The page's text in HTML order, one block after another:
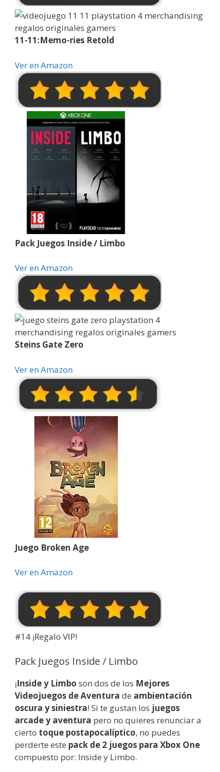
11-11:Memo-ries Retold
Ver en Amazon
Pack Juegos Inside / Limbo
Ver en Amazon
Steins Gate Zero
Ver en Amazon
Juego Broken Age
Ver en Amazon
#14 ¡Regalo VIP!
Pack Juegos Inside / Limbo
¡Inside y Limbo son dos de los Mejores
Videojuegos de Aventura de ambientación
oscura y siniestra! Si te gustan los juegos
arcade y aventura pero no quieres renunciar a
cierto toque postapocalíptico, no puedes
perderte este pack de 2 juegos para Xbox One
compuesto por: Inside y Limbo.